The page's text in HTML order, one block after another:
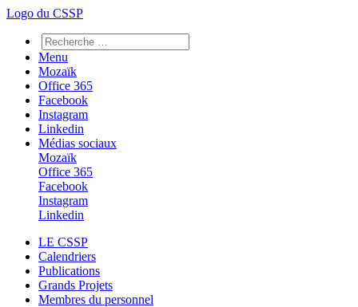
Logo du CSSP
Menu
Mozaïk
Office 365
Facebook
Instagram
Linkedin
Médias sociaux
Mozaïk
Office 365
Facebook
Instagram
Linkedin
LE CSSP
Calendriers
Publications
Grands Projets
Membres du personnel